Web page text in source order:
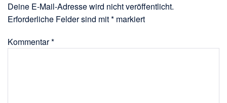
Deine E-Mail-Adresse wird nicht veröffentlicht.
Erforderliche Felder sind mit* markiert
Kommentar*